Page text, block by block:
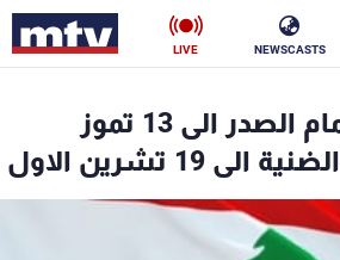
NEWSCASTS
LIVE
ارجاء جلسة الامام الصدر الى 13 تموز
19 تشرين الاول
ناس